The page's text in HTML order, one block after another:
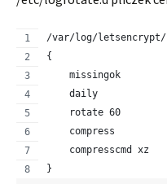
/var/log/
{
    missingok
    daily
    rotate 60
    compress
    compresscmd xz
}